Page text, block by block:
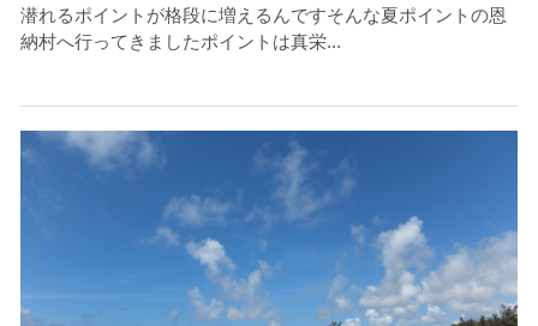
潜れるポイントが格段に増えるんですそんな夏ポイントの恩
納村へ行ってきましたポイントは真栄...